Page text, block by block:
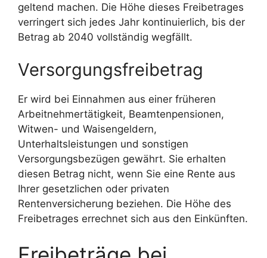
geltend machen. Die Höhe dieses Freibetrages
verringert sich jedes Jahr kontinuierlich, bis der
Betrag ab 2040 vollständig wegfällt.
Versorgungsfreibetrag
Er wird bei Einnahmen aus einer früheren
Arbeitnehmertätigkeit, Beamtenpensionen,
Witwen- und Waisengeldern,
Unterhaltsleistungen und sonstigen
Versorgungsbezügen gewährt. Sie erhalten
diesen Betrag nicht, wenn Sie eine Rente aus
Ihrer gesetzlichen oder privaten
Rentenversicherung beziehen. Die Höhe des
Freibetrages errechnet sich aus den Einkünften.